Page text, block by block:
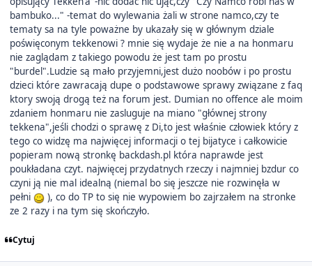
bambuko..." -temat do wylewania żali w strone namco,czy te
tematy sa na tyle poważne by ukazały się w głównym dziale
poświęconym tekkenowi ? mnie się wydaje że nie a na honmaru
nie zaglądam z takiego powodu że jest tam po prostu
"burdel".Ludzie są mało przyjemni,jest dużo noobów i po prostu
dzieci które zawracają dupe o podstawowe sprawy związane z faq
ktory swoją drogą też na forum jest. Dumian no offence ale moim
zdaniem honmaru nie zasluguje na miano "głównej strony
tekkena",jeśli chodzi o sprawę z Di,to jest właśnie człowiek który z
tego co widzę ma najwięcej informacji o tej bijatyce i całkowicie
popieram nową stronkę backdash.pl która naprawde jest
poukładana czyt. najwięcej przydatnych rzeczy i najmniej bzdur co
czyni ją nie mal idealną (niemal bo się jeszcze nie rozwinęła w
pełni
), co do TP to się nie wypowiem bo zajrzałem na stronke
ze 2 razy i na tym się skończyło.
Cytuj